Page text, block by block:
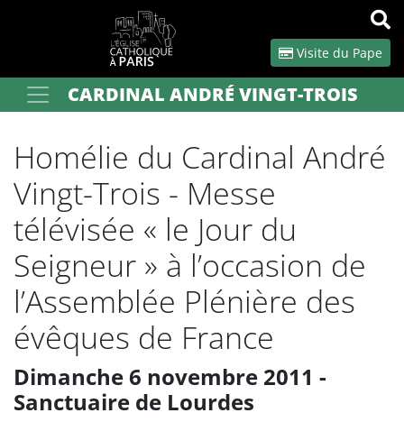
Visite du Pape
Votre recherche OK
CARDINAL ANDRÉ VINGT-TROIS
Homélie du Cardinal André
Vingt-Trois - Messe
télévisée « le Jour du
Seigneur » à l’occasion de
l’Assemblée Plénière des
évêques de France
Dimanche 6 novembre 2011 -
Sanctuaire de Lourdes
Panneau de gestion des cookies